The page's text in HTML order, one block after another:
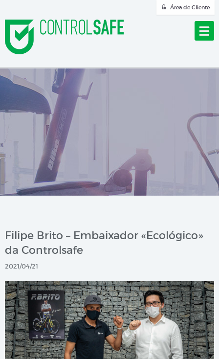
Área de Cliente
Filipe Brito – Embaixador «Ecológico»
da Controlsafe
2021/04/21